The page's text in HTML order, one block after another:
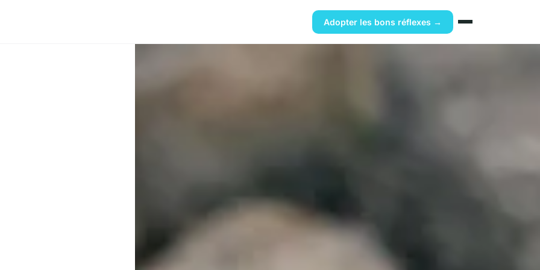
Adopter les bons réflexes →